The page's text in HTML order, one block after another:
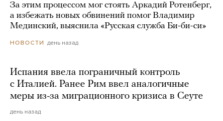
За этим процессом мог стоять Аркадий Ротенберг,
а избежать новых обвинений помог Владимир
Мединский, выяснила «Русская служба Би-би-си»
НОВОСТИ день назад
Испания ввела пограничный контроль
с Италией. Ранее Рим ввел аналогичные
меры из-за миграционного кризиса в Сеуте
день назад